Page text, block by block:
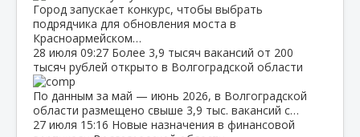
Город запускает конкурс, чтобы выбрать
подрядчика для обновления моста в
Красноармейском…
28 июля 09:27 Более 3,9 тысяч вакансий от 200
тысяч рублей открыто в Волгоградской области
По данным за май — июнь 2026, в Волгоградской
области размещено свыше 3,9 тыс. вакансий с…
27 июля 15:16 Новые назначения в финансовой